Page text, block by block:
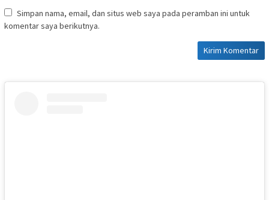
Simpan nama, email, dan situs web saya pada peramban ini untuk
komentar saya berikutnya.